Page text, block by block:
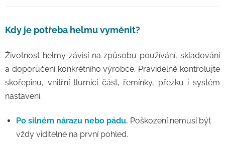
Kdy je potřeba helmu vyměnit?
Životnost helmy závisí na způsobu používání, skladování
a doporučení konkrétního výrobce. Pravidelně kontrolujte
skořepinu, vnitřní tlumicí část, řemínky, přezku i systém
nastavení.
Po silném nárazu nebo pádu. Poškození nemusí být
vždy viditelné na první pohled.